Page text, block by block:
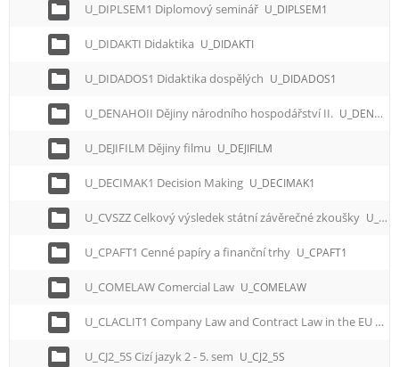
U_DIPLSEM1 Diplomový seminář U_DIPLSEM1
U_DIDAKTI Didaktika U_DIDAKTI
U_DIDADOS1 Didaktika dospělých U_DIDADOS1
U_DENAHOII Dějiny národního hospodářství II. U_DENAHOII
U_DEJIFILM Dějiny filmu U_DEJIFILM
U_DECIMAK1 Decision Making U_DECIMAK1
U_CVSZZ Celkový výsledek státní závěrečné zkoušky U_CVSZZ
U_CPAFT1 Cenné papíry a finanční trhy U_CPAFT1
U_COMELAW Comercial Law U_COMELAW
U_CLACLIT1 Company Law and Contract Law in the EU Countries
U_CJ2_5S Cizí jazyk 2 - 5. sem U_CJ2_5S